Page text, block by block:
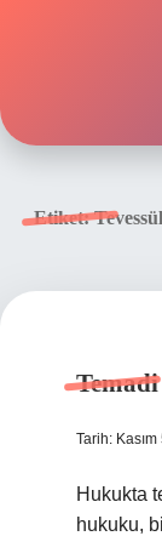
Etiket:
Tarih:
Hukukta
hukuku,